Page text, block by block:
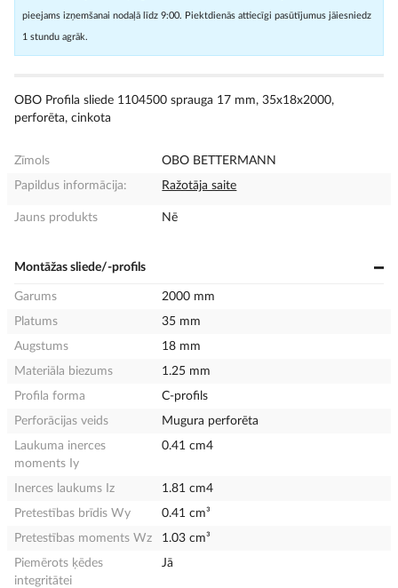
pieejams izņemšanai nodaļā līdz 9:00. Piektdienās attiecīgi pasūtījumus jāiesniedz
1 stundu agrāk.
OBO Profila sliede 1104500 sprauga 17 mm, 35x18x2000,
perforēta, cinkota
Zīmols
OBO BETTERMANN
Papildus informācija:
Ražotāja saite
Jauns produkts Nē
Montāžas sliede/-profils
Garums
2000 mm
Platums
35 mm
Augstums
18 mm
Materiāla biezums
1.25 mm
Profila forma
C-profils
Perforācijas veids
Mugura perforēta
Laukuma inerces
moments Iy
0.41 cm4
Inerces laukums Iz
1.81 cm4
Pretestības brīdis Wy
0.41 cm³
Pretestības moments Wz
1.03 cm³
Piemērots ķēdes
integritātei
Jā